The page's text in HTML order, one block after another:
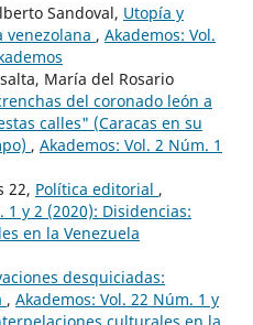
Sandoval, Utopía y
, Akademos: Vol.
María del Rosario
del coronado león a
calles" (Caracas en su
, Akademos: Vol. 2 Núm. 1
22, Política editorial ,
1 y 2 (2020): Disidencias:
en la Venezuela
desquiciadas:
, Akademos: Vol. 22 Núm. 1 y